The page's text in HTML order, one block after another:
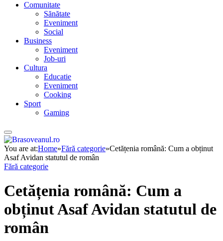
Comunitate
Sănătate
Eveniment
Social
Business
Eveniment
Job-uri
Cultura
Educatie
Eveniment
Cooking
Sport
Gaming
You are at:Home»Fără categorie»Cetățenia română: Cum a obținut
Asaf Avidan statutul de român
Fără categorie
Cetățenia română: Cum a
obținut Asaf Avidan statutul de
român